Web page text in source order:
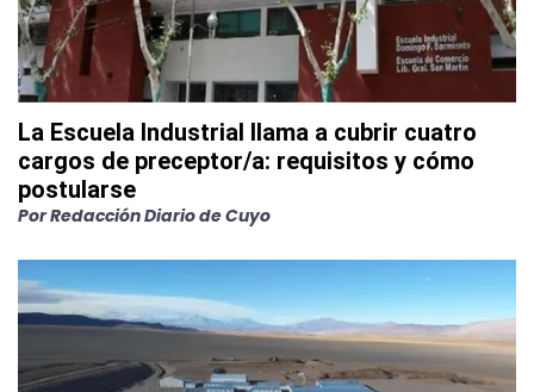
La Escuela Industrial llama a cubrir cuatro
cargos de preceptor/a: requisitos y cómo
postularse
PorRedacción Diario de Cuyo